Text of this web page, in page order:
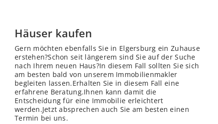
Häuser kaufen
Gern möchten ebenfalls Sie in Elgersburg ein Zuhause
erstehen?Schon seit längerem sind Sie auf der Suche
nach Ihrem neuen Haus?In diesem Fall sollten Sie sich
am besten bald von unserem Immobilienmakler
begleiten lassen.Erhalten Sie in diesem Fall eine
erfahrene Beratung.Ihnen kann damit die
Entscheidung für eine Immobilie erleichtert
werden.Jetzt absprechen auch Sie am besten einen
Termin bei uns.